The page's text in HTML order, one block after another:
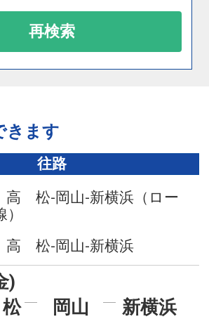
再検索
きます
往路
高 松-岡山-新横浜 （ロー
高 松-岡山-新横浜
)
岡山 新横浜